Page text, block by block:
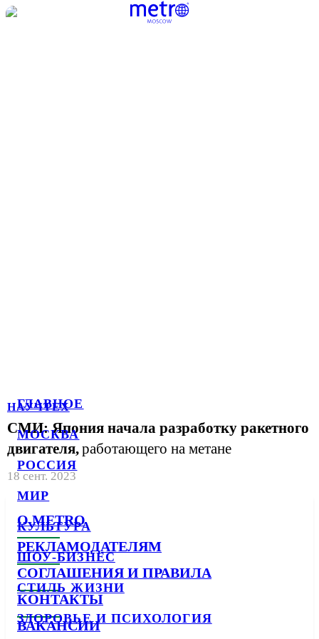
ГЛАВНОЕ
МОСКВА
РОССИЯ
МИР
КУЛЬТУРА
ШОУ-БИЗНЕС
СТИЛЬ ЖИЗНИ
ЗДОРОВЬЕ И ПСИХОЛОГИЯ
НАУЧТЕХ
СМИ: Япония начала разработку ракетного
двигателя,работающего на метане
18 сент. 2023
О METRO
РЕКЛАМОДАТЕЛЯМ
СОГЛАШЕНИЯ И ПРАВИЛА
КОНТАКТЫ
ВАКАНСИИ